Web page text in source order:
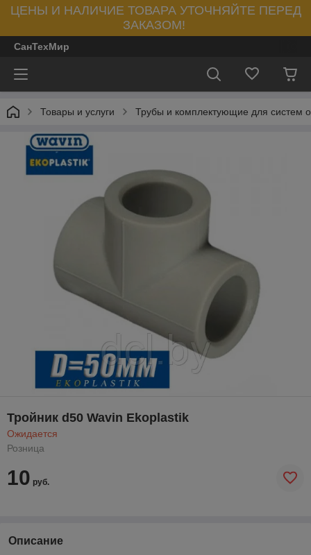
ЦЕНЫ И НАЛИЧИЕ ТОВАРА УТОЧНЯЙТЕ ПЕРЕД
ЗАКАЗОМ!
СанТехМир
Товары и услуги Трубы и комплектующие для систем
Тройник d50 Wavin Ekoplastik
Ожидается
Розница
10 руб.
Описание